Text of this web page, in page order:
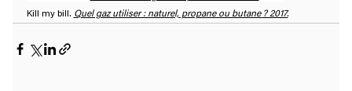
Kill my bill. Quel gaz utiliser : naturel, propane ou butane ? 2017.